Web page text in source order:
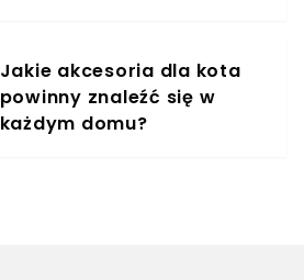
Jakie akcesoria dla kota
powinny znaleźć się w
każdym domu?